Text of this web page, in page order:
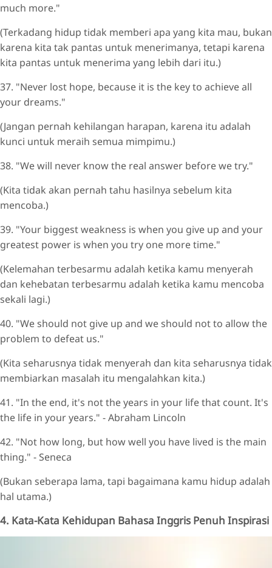
much more."
(Terkadang hidup tidak memberi apa yang kita mau, bukan
karena kita tak pantas untuk menerimanya, tetapi karena
kita pantas untuk menerima yang lebih dari itu.)
37. "Never lost hope, because it is the key to achieve all
your dreams."
(Jangan pernah kehilangan harapan, karena itu adalah
kunci untuk meraih semua mimpimu.)
38. "We will never know the real answer before we try."
(Kita tidak akan pernah tahu hasilnya sebelum kita
mencoba.)
39. "Your biggest weakness is when you give up and your
greatest power is when you try one more time."
(Kelemahan terbesarmu adalah ketika kamu menyerah
dan kehebatan terbesarmu adalah ketika kamu mencoba
sekali lagi.)
40. "We should not give up and we should not to allow the
problem to defeat us."
(Kita seharusnya tidak menyerah dan kita seharusnya tidak
membiarkan masalah itu mengalahkan kita.)
41. "In the end, it's not the years in your life that count. It's
the life in your years." - Abraham Lincoln
42. "Not how long, but how well you have lived is the main
thing." - Seneca
(Bukan seberapa lama, tapi bagaimana kamu hidup adalah
hal utama.)
4. Kata-Kata Kehidupan Bahasa Inggris Penuh Inspirasi